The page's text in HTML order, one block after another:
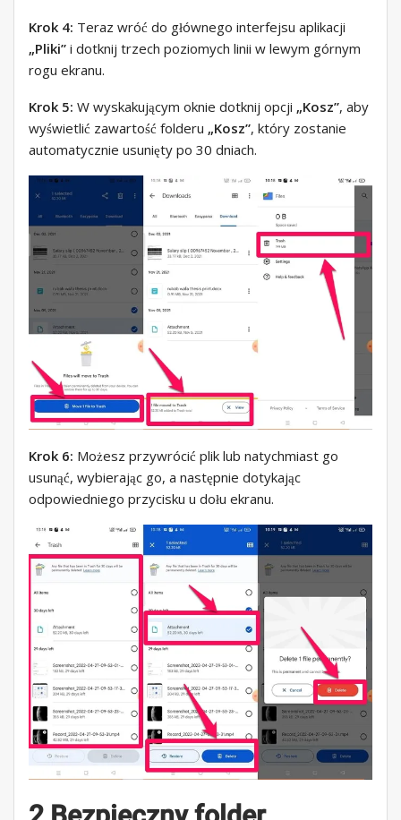
Krok 4: Teraz wróć do głównego interfejsu aplikacji
„Pliki” i dotknij trzech poziomych linii w lewym górnym
rogu ekranu.
Krok 5: W wyskakującym oknie dotknij opcji „Kosz”, aby
wyświetlić zawartość folderu „Kosz”, który zostanie
automatycznie usunięty po 30 dniach.
Krok 6: Możesz przywrócić plik lub natychmiast go
usunąć, wybierając go, a następnie dotykając
odpowiedniego przycisku u dołu ekranu.